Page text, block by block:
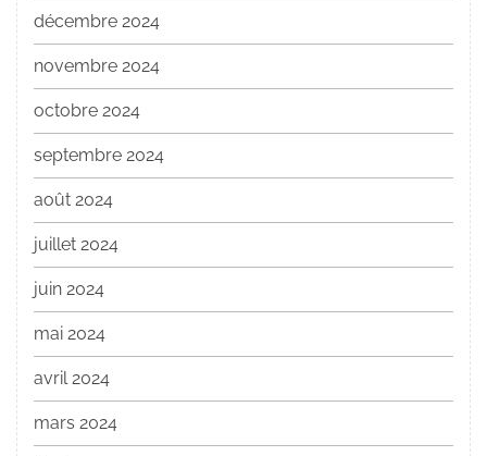
décembre 2024
novembre 2024
octobre 2024
septembre 2024
août 2024
juillet 2024
juin 2024
mai 2024
avril 2024
mars 2024